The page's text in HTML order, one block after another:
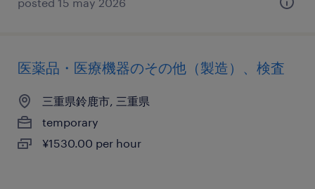
医薬品・医療機器のその他（製造）、検査
三重県鈴鹿市, 三重県
temporary
¥1530.00 per hour